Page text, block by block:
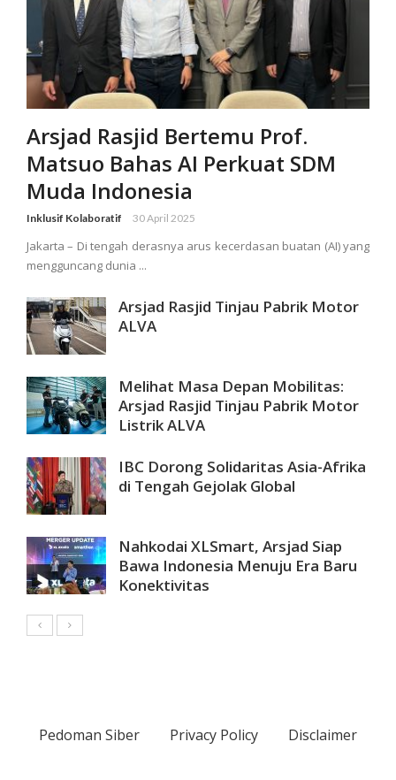
Arsjad Rasjid Bertemu Prof.
Matsuo Bahas AI Perkuat SDM
Muda Indonesia
Inklusif Kolaboratif 30 April 2025
Jakarta – Di tengah derasnya arus kecerdasan buatan (AI) yang
mengguncang dunia ...
Arsjad Rasjid Tinjau Pabrik Motor
ALVA
Melihat Masa Depan Mobilitas:
Arsjad Rasjid Tinjau Pabrik Motor
Listrik ALVA
IBC Dorong Solidaritas Asia-Afrika
di Tengah Gejolak Global
Nahkodai XLSmart, Arsjad Siap
Bawa Indonesia Menuju Era Baru
Konektivitas
Pedoman Siber Privacy Policy Disclaimer